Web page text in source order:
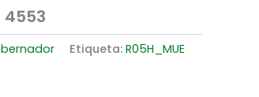
4553
Etiqueta: R05H_MUE